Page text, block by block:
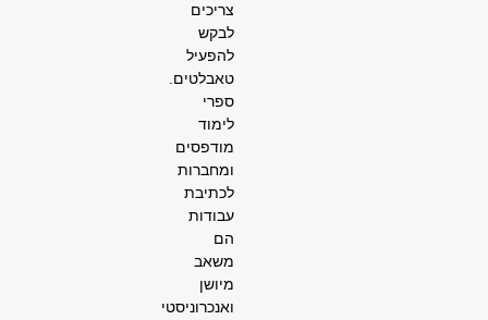
צריכים
לבקש
להפעיל
טאבלטים.
ספרי
לימוד
מודפסים
ומחברות
לכתיבת
עבודות
הם
משאב
מיושן
ואנכרוניסטי